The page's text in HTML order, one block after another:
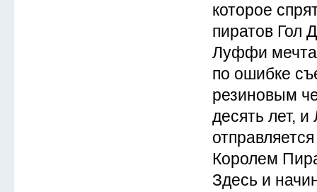
которое
пиратов Гол
Луффи
по ошибке
резиновым
десять лет,
Королем
Здесь и